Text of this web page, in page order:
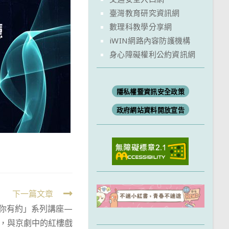
下一篇文章
有約」系列講座—
與京劇中的紅樓戲
臺灣教育研究資訊網
數理科教學分享網
iWIN網路內容防護機構
身心障礙權利公約資訊網
隱私權暨資訊安全政策
政府網站資料開放宣告